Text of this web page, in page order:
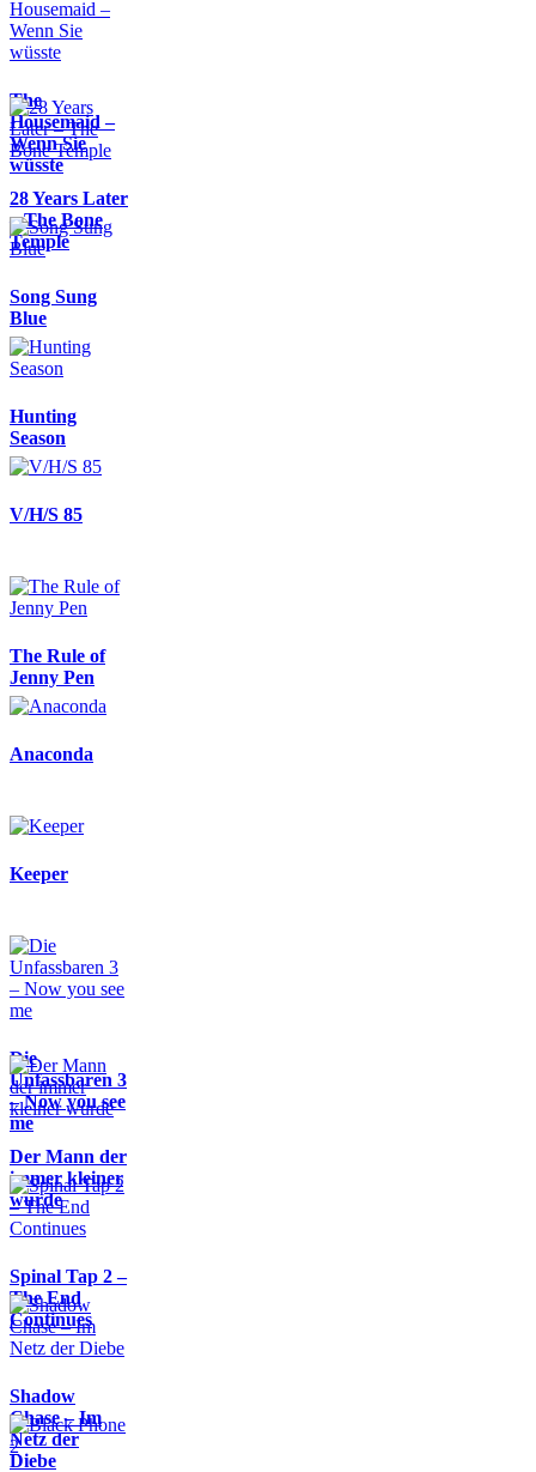
The
Housemaid –
Wenn Sie
wüsste
28 Years Later
– The Bone
Temple
Song Sung
Blue
Hunting
Season
V/H/S 85
The Rule of
Jenny Pen
Anaconda
Keeper
Die
Unfassbaren 3
– Now you see
me
Der Mann der
immer kleiner
wurde
Spinal Tap 2 –
The End
Continues
Shadow
Chase – Im
Netz der
Diebe